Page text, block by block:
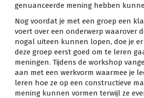
genuanceerde mening hebben
Nog voordat je met een groep een
voert over een onderwerp waarover
nogal uiteen kunnen lopen, doe je
deze groep eerst goed om te leren
meningen. Tijdens de workshop
aan met een werkvorm waarmee je
leren hoe ze op een constructieve
mening kunnen vormen terwijl ze